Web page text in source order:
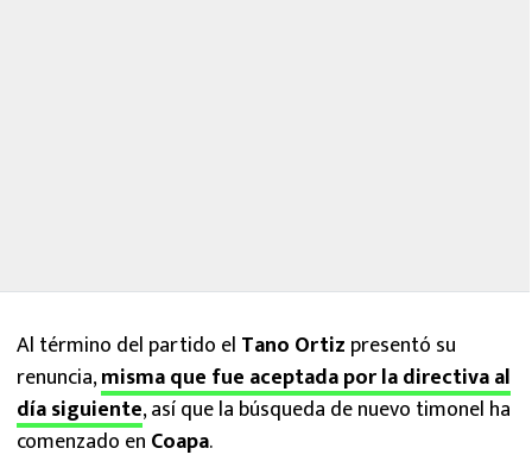
Al término del partido el Tano Ortiz presentó su
renuncia,misma que fue aceptada por la directiva al
día siguiente, así que la búsqueda de nuevo timonel ha
comenzado en Coapa.